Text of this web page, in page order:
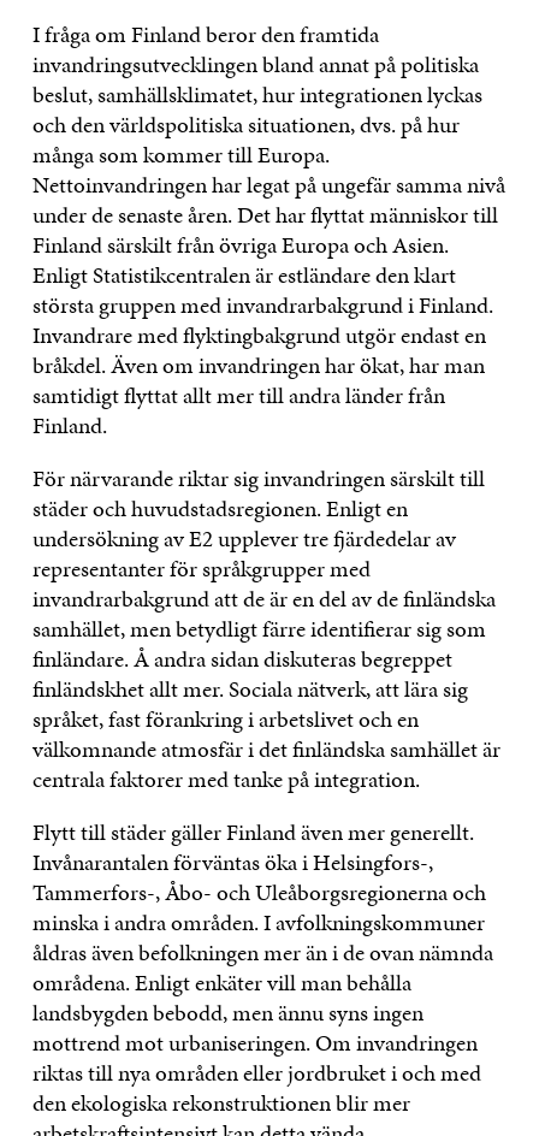
I fråga om Finland beror den framtida
invandringsutvecklingen bland annat på politiska
beslut, samhällsklimatet, hur integrationen lyckas
och den världspolitiska situationen, dvs. på hur
många som kommer till Europa.
Nettoinvandringen har legat på ungefär samma nivå
under de senaste åren. Det har flyttat människor till
Finland särskilt från övriga Europa och Asien.
Enligt Statistikcentralen är estländare den klart
största gruppen med invandrarbakgrund i Finland.
Invandrare med flyktingbakgrund utgör endast en
bråkdel. Även om invandringen har ökat, har man
samtidigt flyttat allt mer till andra länder från
Finland.
För närvarande riktar sig invandringen särskilt till
städer och huvudstadsregionen. Enligt en
undersökning av E2 upplever tre fjärdedelar av
representanter för språkgrupper med
invandrarbakgrund att de är en del av de finländska
samhället, men betydligt färre identifierar sig som
finländare. Å andra sidan diskuteras begreppet
finländskhet allt mer. Sociala nätverk, att lära sig
språket, fast förankring i arbetslivet och en
välkomnande atmosfär i det finländska samhället är
centrala faktorer med tanke på integration.
Flytt till städer gäller Finland även mer generellt.
Invånarantalen förväntas öka i Helsingfors-,
Tammerfors-, Åbo- och Uleåborgsregionerna och
minska i andra områden. I avfolkningskommuner
åldras även befolkningen mer än i de ovan nämnda
områdena. Enligt enkäter vill man behålla
landsbygden bebodd, men ännu syns ingen
mottrend mot urbaniseringen. Om invandringen
riktas till nya områden eller jordbruket i och med
den ekologiska rekonstruktionen blir mer